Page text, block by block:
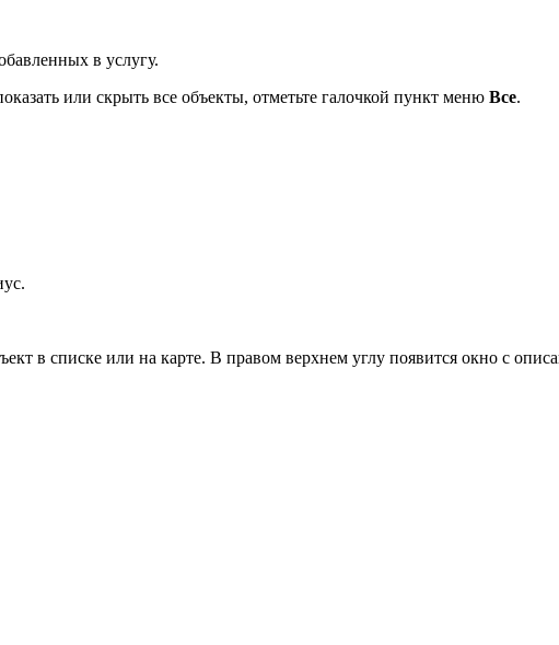
в услугу.
или скрыть все объекты, отметьте галочкой пункт меню Все.
в списке или на карте. В правом верхнем углу появится окно с